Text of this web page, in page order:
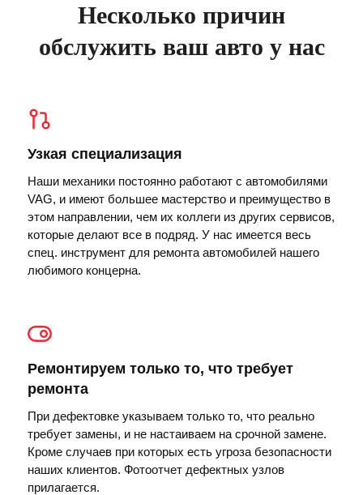
Несколько причин
обслужить ваш авто у нас
Узкая специализация
Наши механики постоянно работают с автомобилями
VAG, и имеют большее мастерство и преимущество в
этом направлении, чем их коллеги из других сервисов,
которые делают все в подряд. У нас имеется весь
спец. инструмент для ремонта автомобилей нашего
любимого концерна.
Ремонтируем только то, что требует
ремонта
При дефектовке указываем только то, что реально
требует замены, и не настаиваем на срочной замене.
Кроме случаев при которых есть угроза безопасности
наших клиентов. Фотоотчет дефектных узлов
прилагается.